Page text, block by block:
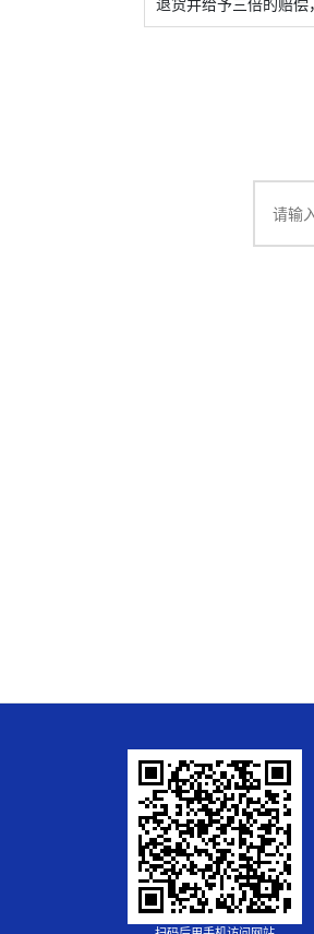
退货并给予三倍的赔偿